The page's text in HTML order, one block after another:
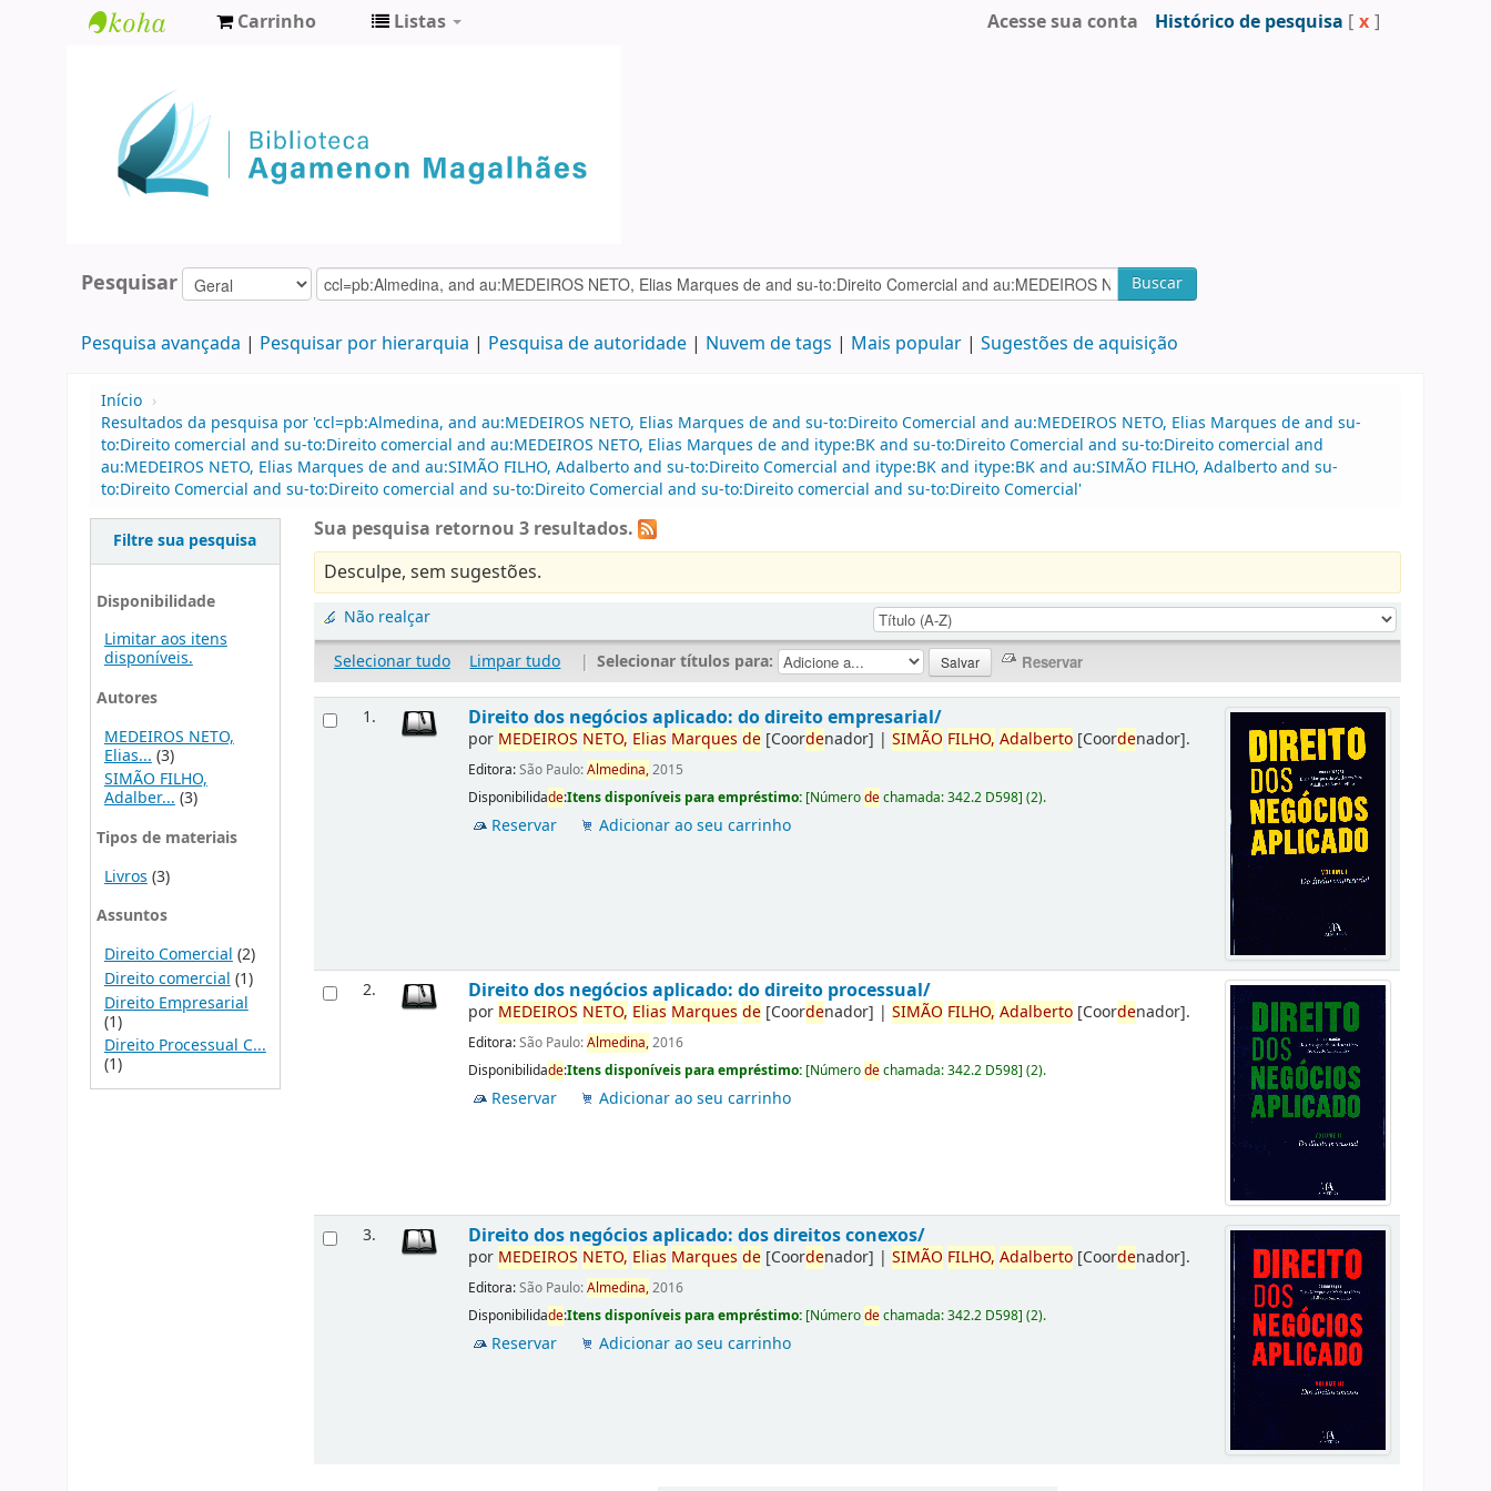
Agamenon
Magalhães
Carrinho Listas Acesse sua conta Histórico de pesquisa [ x ]
Pesquisar Buscar
Pesquisa avançada Pesquisar por hierarquia Pesquisa de autoridade Nuvem de tags Mais popular Sugestões de aquisição
Início ›
Resultados da pesquisa por 'ccl=pb:Almedina, and au:MEDEIROS NETO, Elias Marques de and su-to:Direito Comercial and au:MEDEIROS NETO, Elias Marques de and su-
to:Direito comercial and su-to:Direito comercial and au:MEDEIROS NETO, Elias Marques de and itype:BK and su-to:Direito Comercial and su-to:Direito comercial and
au:MEDEIROS NETO, Elias Marques de and au:SIMÃO FILHO, Adalberto and su-to:Direito Comercial and itype:BK and itype:BK and au:SIMÃO FILHO, Adalberto and su-
to:Direito Comercial and su-to:Direito comercial and su-to:Direito Comercial and su-to:Direito comercial and su-to:Direito Comercial'
Filtre sua pesquisa
Disponibilidade
Limitar aos itens
disponíveis.
Autores
MEDEIROS NETO,
Elias... (3)
SIMÃO FILHO,
Adalber...(3)
Tipos de materiais
Livros (3)
Assuntos
Direito Comercial (2)
Direito comercial (1)
Direito Empresarial
(1)
Direito Processual C...
(1)
Sua pesquisa retornou 3 resultados.
Desculpe, sem sugestões.
Não realçar
Selecionar tudo
Limpar tudo | Selecionar títulos para:
1. Direito dos negócios aplicado: do direito empresarial/
por MEDEIROS NETO, Elias Marques de [Coordenador] |SIMÃO FILHO, Adalberto [Coordenador].
Editora:São Paulo:Almedina,2015
Disponibilidade:Itens disponíveis para empréstimo: [Númerodechamada:342.2 D598](2).
Reservar Adicionar ao seu carrinho
2. Direito dos negócios aplicado: do direito processual/
por MEDEIROS NETO, Elias Marques de [Coordenador] |SIMÃO FILHO, Adalberto [Coordenador].
Editora:São Paulo:Almedina,2016
Disponibilidade:Itens disponíveis para empréstimo: [Númerodechamada:342.2 D598](2).
Reservar Adicionar ao seu carrinho
3. Direito dos negócios aplicado: dos direitos conexos/
por MEDEIROS NETO, Elias Marques de [Coordenador] |SIMÃO FILHO, Adalberto [Coordenador].
Editora:São Paulo:Almedina,2016
Disponibilidade:Itens disponíveis para empréstimo: [Númerodechamada:342.2 D598](2).
Reservar Adicionar ao seu carrinho